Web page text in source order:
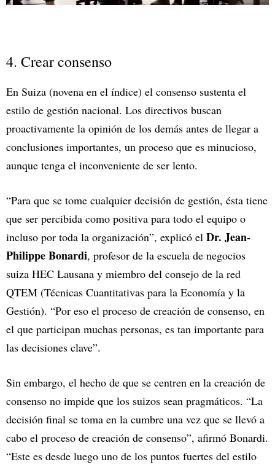
4. Crear consenso
En Suiza (novena en el índice) el consenso sustenta el
estilo de gestión nacional. Los directivos buscan
proactivamente la opinión de los demás antes de llegar a
conclusiones importantes, un proceso que es minucioso,
aunque tenga el inconveniente de ser lento.
“Para que se tome cualquier decisión de gestión, ésta tiene
que ser percibida como positiva para todo el equipo o
incluso por toda la organización”, explicó el Dr. Jean-
Philippe Bonardi, profesor de la escuela de negocios
suiza HEC Lausana y miembro del consejo de la red
QTEM (Técnicas Cuantitativas para la Economía y la
Gestión). “Por eso el proceso de creación de consenso, en
el que participan muchas personas, es tan importante para
las decisiones clave”.
Sin embargo, el hecho de que se centren en la creación de
consenso no impide que los suizos sean pragmáticos. “La
decisión final se toma en la cumbre una vez que se llevó a
cabo el proceso de creación de consenso”, afirmó Bonardi.
“Este es desde luego uno de los puntos fuertes del estilo